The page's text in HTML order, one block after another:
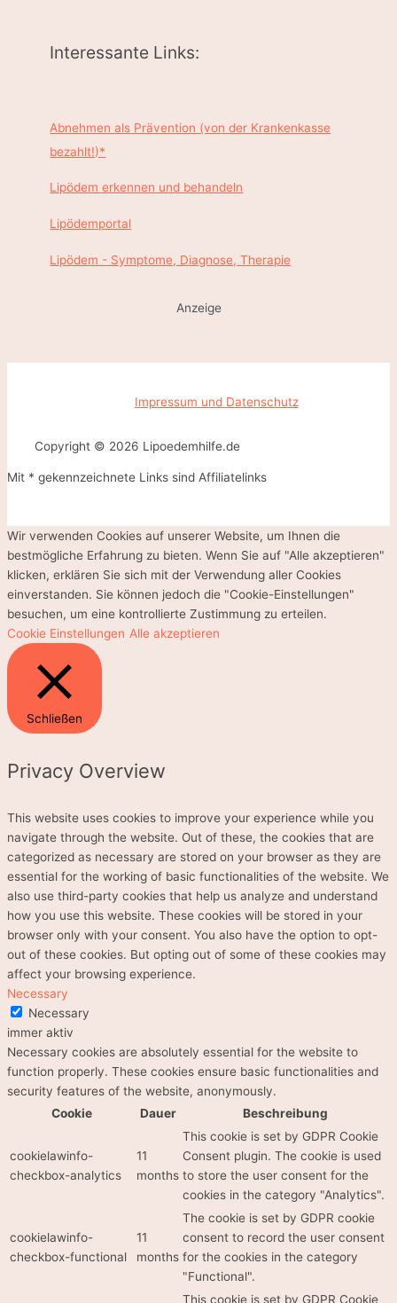
i
p
Interessante Links:
Abnehmen als Prävention (von der Krankenkasse
bezahlt!)*
Lipödem erkennen und behandeln
Lipödemportal
Lipödem - Symptome, Diagnose, Therapie
Anzeige
Impressum und Datenschutz
Copyright © 2026 Lipoedemhilfe.de
Mit * gekennzeichnete Links sind Affiliatelinks
Wir verwenden Cookies auf unserer Website, um Ihnen die
bestmögliche Erfahrung zu bieten. Wenn Sie auf "Alle akzeptieren"
klicken, erklären Sie sich mit der Verwendung aller Cookies
einverstanden. Sie können jedoch die "Cookie-Einstellungen"
besuchen, um eine kontrollierte Zustimmung zu erteilen.
Cookie Einstellungen Alle akzeptieren
Schließen
Privacy Overview
This website uses cookies to improve your experience while you
navigate through the website. Out of these, the cookies that are
categorized as necessary are stored on your browser as they are
essential for the working of basic functionalities of the website. We
also use third-party cookies that help us analyze and understand
how you use this website. These cookies will be stored in your
browser only with your consent. You also have the option to opt-
out of these cookies. But opting out of some of these cookies may
affect your browsing experience.
Necessary
Necessary
immer aktiv
Necessary cookies are absolutely essential for the website to
function properly. These cookies ensure basic functionalities and
security features of the website, anonymously.
Cookie
Dauer Beschreibung
cookielawinfo-
checkbox-analytics
11
months
This cookie is set by GDPR Cookie
Consent plugin. The cookie is used
to store the user consent for the
cookies in the category "Analytics".
cookielawinfo-
checkbox-functional
11
months
The cookie is set by GDPR cookie
consent to record the user consent
for the cookies in the category
"Functional".
This cookie is set by GDPR Cookie